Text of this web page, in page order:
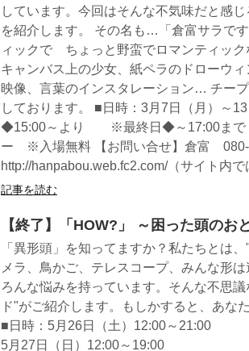
しています。今回はそんな不気味だと感
を紹介します。 その名も…「倉富サラで
ィックで ちょっと野蛮でロマンティッ
キャンバス上の少女、紙ペラのドローウ
映像、言葉のインスタレーション… チー
しております。 ■日時：3月7日（月）～
◆15:00～より ※最終日◆～17:00まで ■
ー ※入場無料 【お問い合せ】倉富 080-
http://hanpabou.web.fc2.com/（サイト内
記事を読む
【終了】「HOW?」 ～困った頭のお
「異形頭」を知ってますか？私たちとは
メラ、鳥かご、テレスコープ、みんな形
ろんな悩みを持っています。そんな不思
ド"がご紹介します。もしかすると、あな
■日時：5月26日（土）12:00～21:00
5月27日（日）12:00～19:00